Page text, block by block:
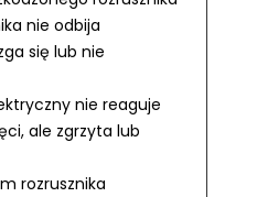
nie odbija
się lub nie
nie reaguje
ale zgrzyta lub
rozrusznika